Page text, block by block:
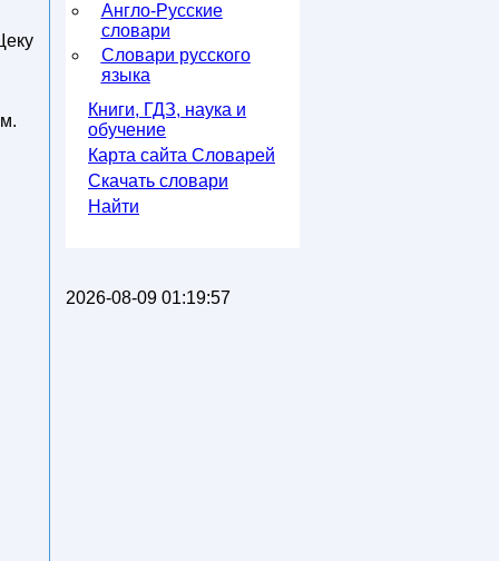
Англо-Русские
словари
Словари русского
языка
Книги, ГДЗ, наука и
обучение
Карта сайта Словарей
Скачать словари
Найти
2026-08-09 01:19:57